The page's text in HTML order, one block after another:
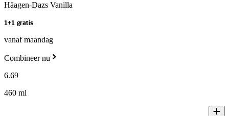
Häagen-Dazs Vanilla
1+1 gratis
vanaf maandag
Combineer nu
6.69
460 ml